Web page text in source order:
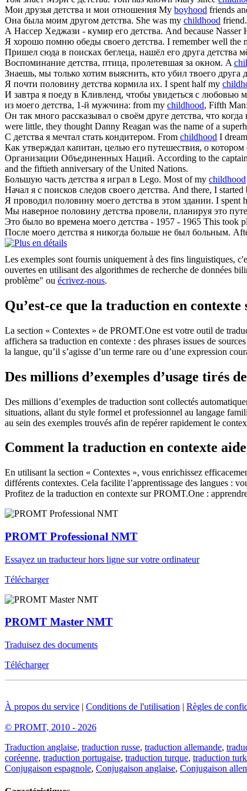
Мои друзья детства и мои отношения My boyhood friends
Она была моим другом детства. She was my childhood friend.
А Нассер Хеджази - кумир его детства. And because Nasser
Я хорошо помню обеды своего детства. I remember well the
Пришел сюда в поисках беглеца, нашёл его друга детства
Воспоминание детства, птица, пролетевшая за окном. A
Знаешь, мы только хотим выяснить, кто убил твоего друга
Я почти половину детства кормила их. I spent half my
И завтра я поеду в Кливленд, чтобы увидеться с любовью
из моего детства, 1-й мужчина: from my childhood, Fifth Man:
Он так много рассказывал о своём друге детства, что
were little, they thought Danny Reagan was the name of a
С детства я мечтал стать кондитером. From childhood I
Как утверждал капитан, целью его путешествия, о котором
Организации Объединенных Наций. According to the
and the fiftieth anniversary of the United Nations.
Большую часть детства я играл в Lego. Most of my childhood
Начал я с поисков следов своего детства. And there, I
Я проводил половину моего детства в этом здании. I spent
Мы наверное половину детства провели, планируя это
Это было во времена моего детства - 1957 - 1965 This took
После моего детства я никогда больше не был больным.
Les exemples sont fournis uniquement à des fins linguistiques,
ouvertes en utilisant des algorithmes de recherche de données
problème" ou écrivez-nous.
Qu’est-ce que la traduction en
La section « Contextes » de PROMT.One est votre outil de
affichera sa traduction en contexte : des phrases issues de
la langue, qu’il s’agisse d’un terme rare ou d’une expression
Des millions d’exemples d’usage tirés
Des millions d’exemples de traduction sont collectés
situations, allant du style formel et professionnel au langage
au sein des exemples trouvés afin de repérer rapidement le
Comment la traduction en contexte
En utilisant la section « Contextes », vous enrichissez
différents contextes. Cela facilite l’apprentissage des langues :
Profitez de la traduction en contexte sur PROMT.One :
PROMT Professional NMT
Essayez un traducteur hors ligne sur votre ordinateur
Télécharger
PROMT Master NMT
Traduisez des documents
Télécharger
À propos du service | Conditions de l'utilisation | Règles de
© PROMT, 2010 - 2026
Traduction anglaise, traduction russe, traduction allemande,
coréenne, traduction portugaise, traduction turque, traduction
Conjugaison espagnole, Conjugaison anglaise, Conjugaison